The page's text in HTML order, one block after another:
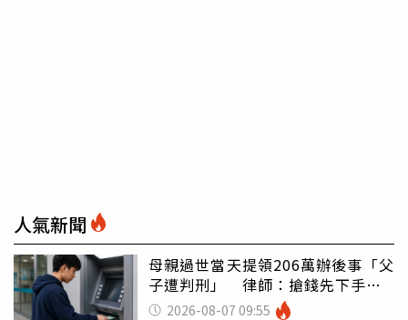
人氣新聞
母親過世當天提領206萬辦後事「父
子遭判刑」 律師：搶錢先下手是
罪 2026-08-07 09:55